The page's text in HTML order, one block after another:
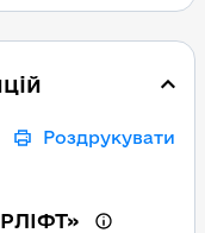
Роздрукувати